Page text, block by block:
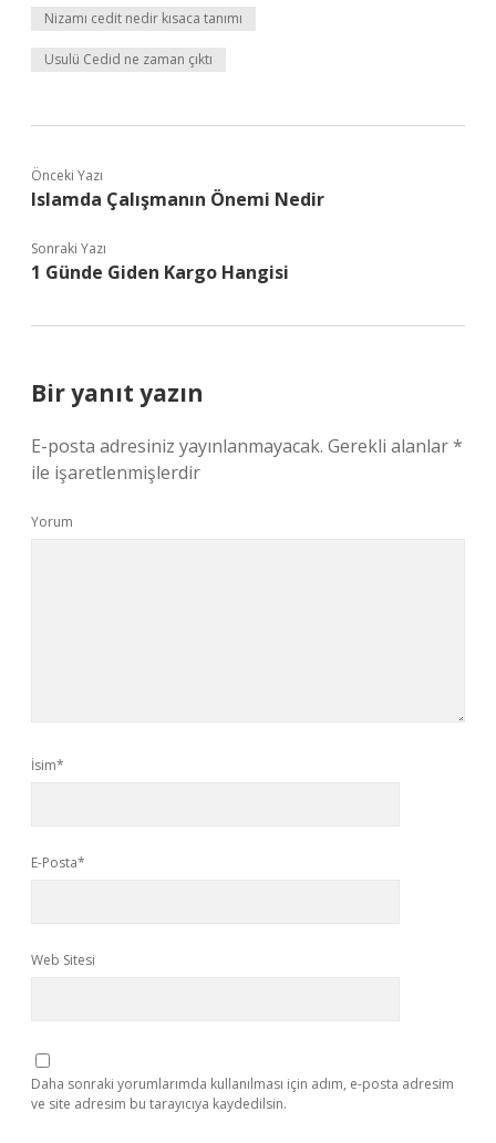
Nizamı cedit nedir kısaca tanımı
Usulü Cedid ne zaman çıktı
Önceki Yazı
Islamda Çalışmanın Önemi Nedir
Sonraki Yazı
1 Günde Giden Kargo Hangisi
Bir yanıt yazın
E-posta adresiniz yayınlanmayacak. Gerekli alanlar*
ile işaretlenmişlerdir
Yorum
İsim*
E-Posta*
Web Sitesi
Daha sonraki yorumlarımda kullanılması için adım, e-posta adresim
ve site adresim bu tarayıcıya kaydedilsin.